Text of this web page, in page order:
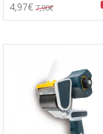
4,97€ 7,90€